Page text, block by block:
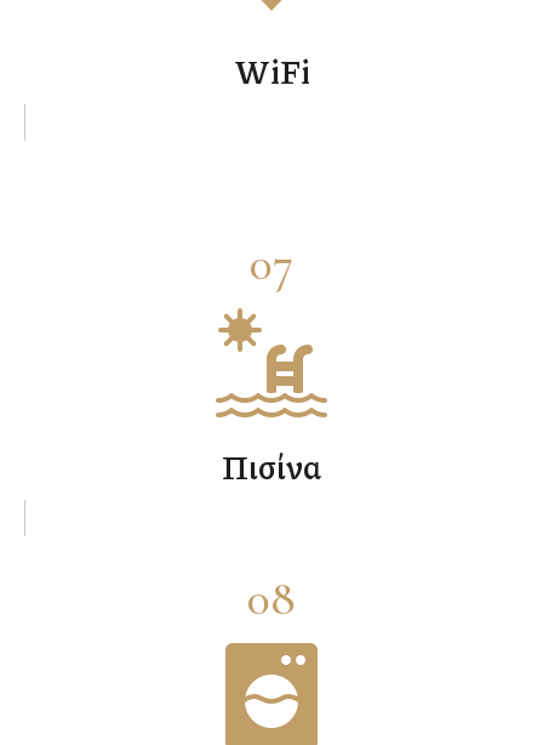
WiFi
07
Πισίνα
08